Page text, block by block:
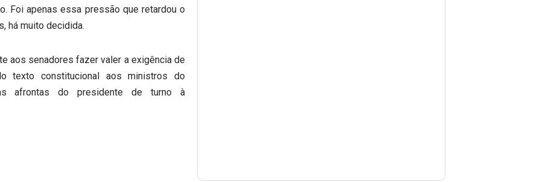
Foi apenas essa pressão que retardou o
há muito decidida.
aos senadores fazer valer a exigência de
texto constitucional aos ministros do
afrontas do presidente de turno à